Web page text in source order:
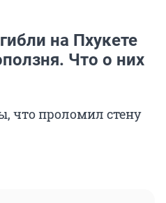
на Пхукете
Что о них
что проломил стену